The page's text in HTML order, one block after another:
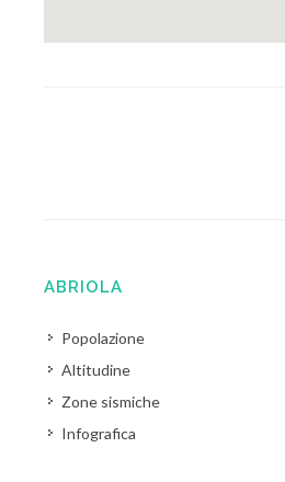
ABRIOLA
Popolazione
Altitudine
Zone sismiche
Infografica